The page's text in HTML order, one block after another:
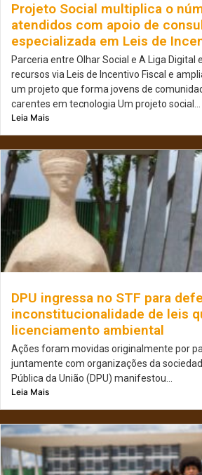
Projeto Social multiplica o
atendidos com apoio de
especializada em Leis de
Parceria entre Olhar Social e A Liga
recursos via Leis de Incentivo Fiscal e
um projeto que forma jovens de
carentes em tecnologia Um projeto social...
Leia Mais
DPU ingressa no STF para
inconstitucionalidade de leis
licenciamento ambiental
Ações foram movidas originalmente por
juntamente com organizações da
Pública da União (DPU) manifestou...
Leia Mais